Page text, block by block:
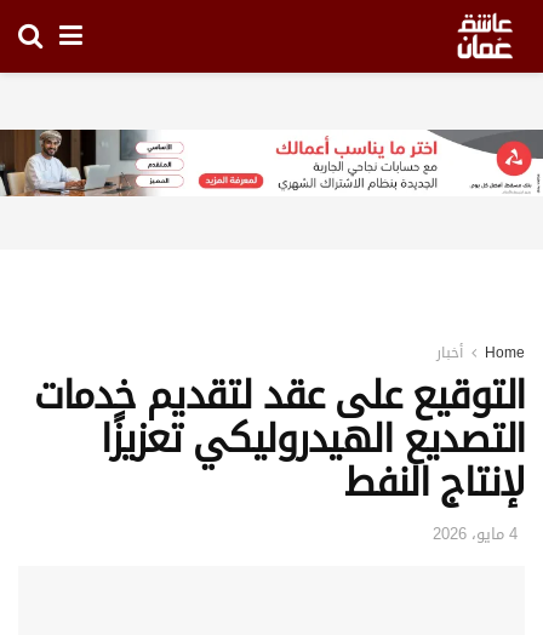
Home أخبار
التوقيع على عقد لتقديم خدمات
التصديع الهيدروليكي تعزيزًا
لإنتاج النفط
4 مايو، 2026